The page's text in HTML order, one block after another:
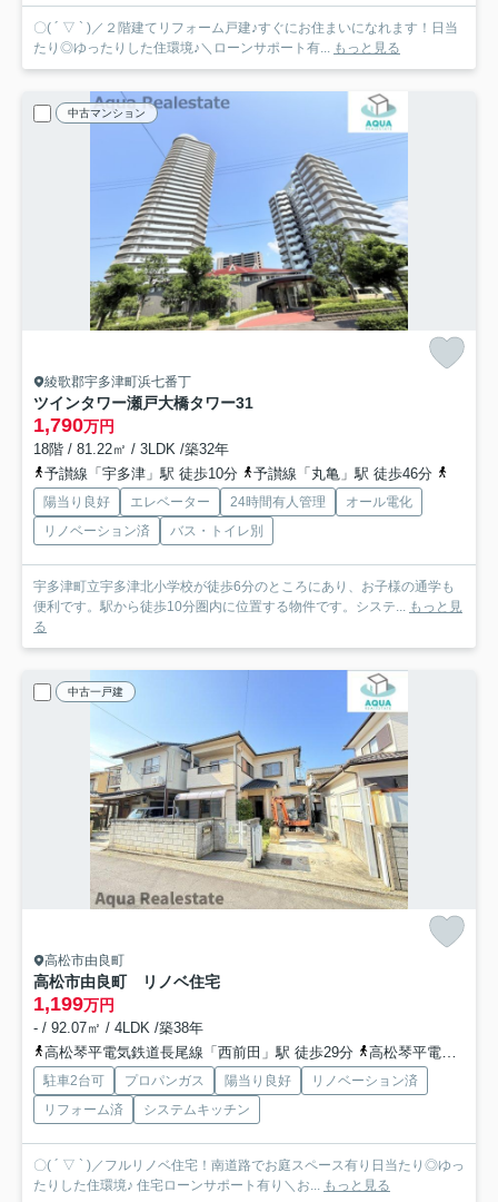
〇( ´ ▽ ` )／２階建てリフォーム戸建♪すぐにお住まいになれます！日当
たり◎ゆったりした住環境♪＼ローンサポート有... もっと見る
中古マンション
綾歌郡宇多津町浜七番丁
ツインタワー瀬戸大橋タワー31
1,790万円
18階 / 81.22㎡ / 3LDK /築32年
予讃線「宇多津」駅 徒歩10分
予讃線「丸亀」駅 徒歩46分
陽当り良好 エレベーター 24時間有人管理
オール電化
リノベーション済
バス・トイレ別
宇多津町立宇多津北小学校が徒歩6分のところにあり、お子様の通学も
便利です。駅から徒歩10分圏内に位置する物件です。システ... もっと見
る
中古一戸建
高松市由良町
高松市由良町 リノベ住宅
1,199万円
- / 92.07㎡ / 4LDK /築38年
高松琴平電気鉄道長尾線「西前田」駅 徒歩29分
高松琴平電気鉄道長尾線「水田」駅 徒歩33分
駐車2台可 プロパンガス 陽当り良好
リノベーション済
リフォーム済
システムキッチン
〇( ´ ▽ ` )／フルリノベ住宅！南道路でお庭スペース有り日当たり◎ゆっ
たりした住環境♪ 住宅ローンサポート有り＼お... もっと見る